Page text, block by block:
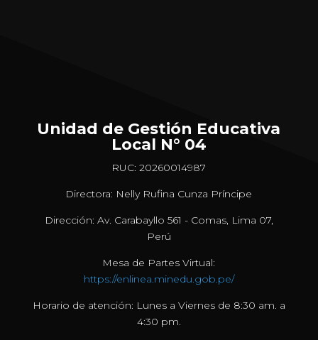
Unidad de Gestión Educativa
Local N° 04
RUC: 20260014987
Directora: Nelly Rufina Cunza Príncipe
Dirección: Av. Carabayllo 561 - Comas, Lima 07,
Perú
Mesa de Partes Virtual:
https://enlinea.minedu.gob.pe/
Horario de atención: Lunes a Viernes de 8:30 am. a
4:30 pm.